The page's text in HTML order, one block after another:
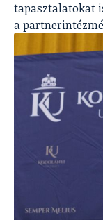
tapasztalatokat
a